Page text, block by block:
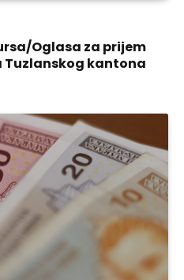
Oglasa za prijem
Tuzlanskog kantona